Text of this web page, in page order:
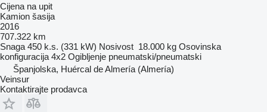
Cijena na upit
Kamion šasija
2016
707.322 km
Snaga 450 k.s. (331 kW) Nosivost 18.000 kg Osovinska
konfiguracija 4x2 Ogibljenje pneumatski/pneumatski
Španjolska, Huércal de Almería (Almería)
Veinsur
Kontaktirajte prodavca